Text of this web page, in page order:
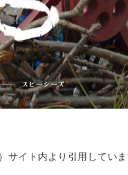
サイト内より引用してい